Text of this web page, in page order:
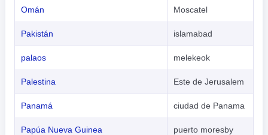
Omán Moscatel
Pakistán islamabad
palaos melekeok
Palestina Este de Jerusalem
Panamá ciudad de Panama
Papúa Nueva Guinea puerto moresby